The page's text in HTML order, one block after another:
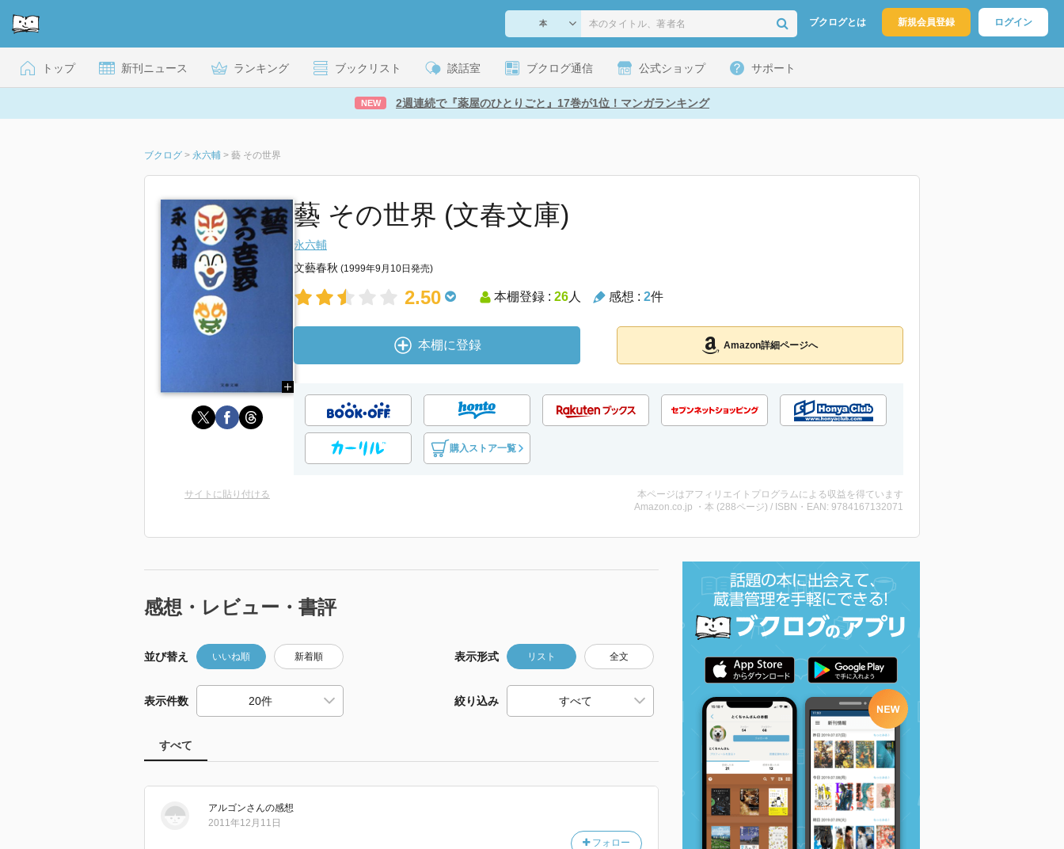
ブクログとは 新規会員登録 ログイン
トップ 新刊ニュース ランキング ブックリスト 談話室 ブクログ通信 公式ショップ サポート
NEW 2週連続で『薬屋のひとりごと』17巻が1位！マンガランキング
ブクログ > 永六輔 > 藝 その世界
藝 その世界 (文春文庫)
永六輔
文藝春秋 (1999年9月10日発売)
2.50 本棚登録 : 26人 感想 : 2件
本棚に登録 Amazon詳細ページへ
購入ストア一覧
サイトに貼り付ける
本ページはアフィリエイトプログラムによる収益を得ています
Amazon.co.jp ・本 (288ページ) / ISBN・EAN: 9784167132071
感想・レビュー・書評
並び替え いいね順 新着順 表示形式 リスト 全文
表示件数 絞り込み
すべて
アルゴンさんの感想
フォロー
2011年12月11日